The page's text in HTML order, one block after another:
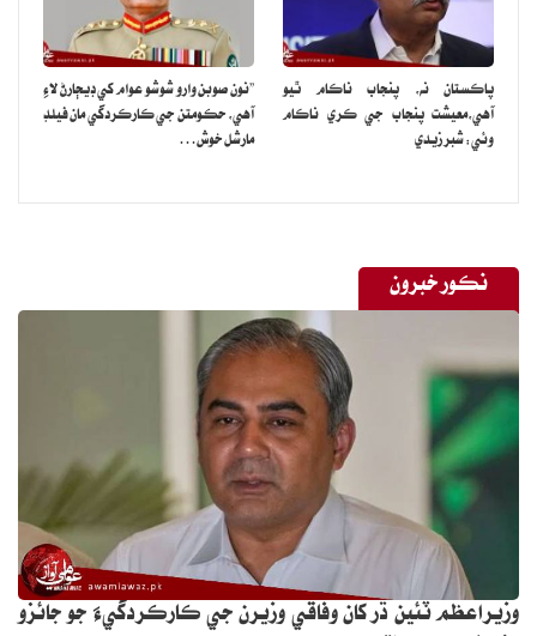
پاڪستان نه، پنجاب ناڪام ٿيو
آهي،معيشت پنجاب جي ڪري ناڪام
وئي: شبر زيدي
”نون صوبن وارو شوشو عوام کي ڊيڄارڻ لاءِ
آهي، حڪومتن جي ڪارڪردگي مان فيلڊ
مارشل خوش…
نڪور خبرون
وزيراعظم ٽئين ڌر کان وفاقي وزيرن جي ڪارڪردگيءَ جو جائزو